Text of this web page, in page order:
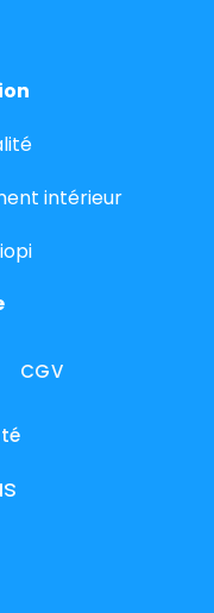
intérieur
CGV